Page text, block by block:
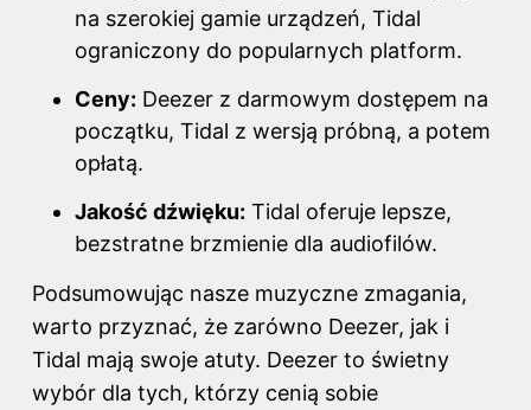
na szerokiej gamie urządzeń, Tidal
ograniczony do popularnych platform.
Ceny: Deezer z darmowym dostępem na
początku, Tidal z wersją próbną, a potem
opłatą.
Jakość dźwięku: Tidal oferuje lepsze,
bezstratne brzmienie dla audiofilów.
Podsumowując nasze muzyczne zmagania,
warto przyznać, że zarówno Deezer, jak i
Tidal mają swoje atuty. Deezer to świetny
wybór dla tych, którzy cenią sobie